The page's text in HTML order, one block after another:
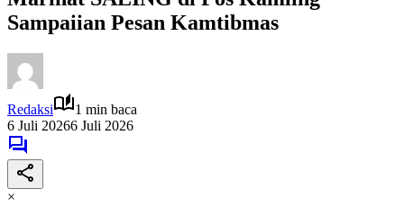
Sampaiian Pesan Kamtibmas
Redaksi
1 min baca
6 Juli 20266 Juli 2026
×